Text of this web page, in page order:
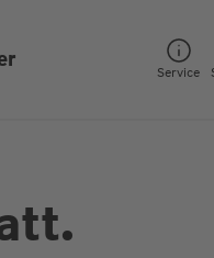
Service